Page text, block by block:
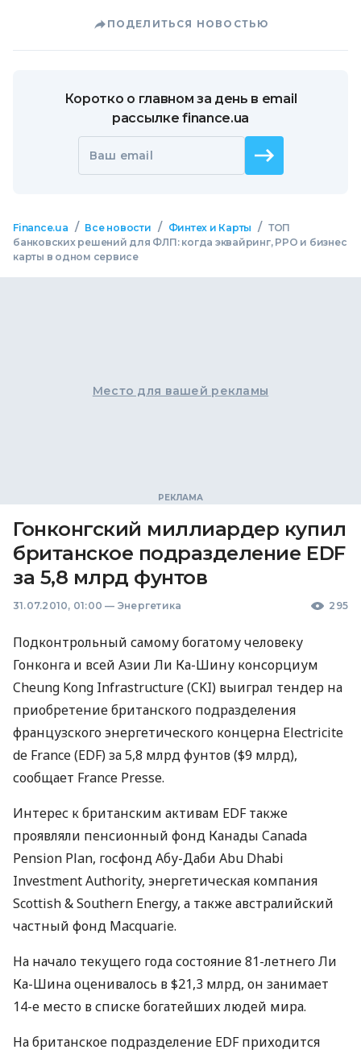
ПОДЕЛИТЬСЯ НОВОСТЬЮ
Коротко о главном за день в email
рассылке finance.ua
Ваш email
Finance.ua / Все новости / Финтех и Карты / ТОП
банковских решений для ФЛП: когда эквайринг, РРО и бизнес
карты в одном сервисе
Место для вашей рекламы
Гонконгский миллиардер купил
британское подразделение EDF
за 5,8 млрд фунтов
31.07.2010, 01:00 — Энергетика 295
Подконтрольный самому богатому человеку
Гонконга и всей Азии Ли Ка-Шину консорциум
Cheung Kong Infrastructure (CKI) выиграл тендер на
приобретение британского подразделения
французского энергетического концерна Electricite
de France (EDF) за 5,8 млрд фунтов ($9 млрд),
сообщает France Presse.
Интерес к британским активам EDF также
проявляли пенсионный фонд Канады Canada
Pension Plan, госфонд Абу-Даби Abu Dhabi
Investment Authority, энергетическая компания
Scottish & Southern Energy, а также австралийский
частный фонд Macquarie.
На начало текущего года состояние 81-летнего Ли
Ка-Шина оценивалось в $21,3 млрд, он занимает
14-е место в списке богатейших людей мира.
На британское подразделение EDF приходится